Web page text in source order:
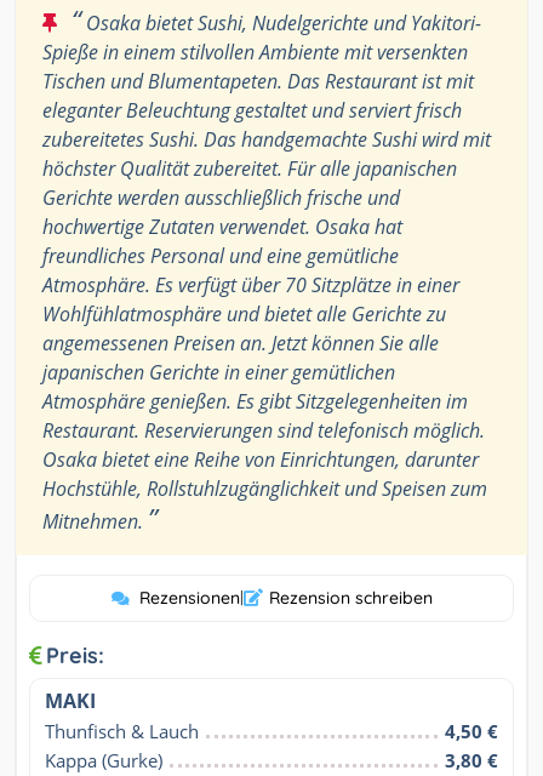
“Osaka bietet Sushi, Nudelgerichte und Yakitori-
Spieße in einem stilvollen Ambiente mit versenkten
Tischen und Blumentapeten. Das Restaurant ist mit
eleganter Beleuchtung gestaltet und serviert frisch
zubereitetes Sushi. Das handgemachte Sushi wird mit
höchster Qualität zubereitet. Für alle japanischen
Gerichte werden ausschließlich frische und
hochwertige Zutaten verwendet. Osaka hat
freundliches Personal und eine gemütliche
Atmosphäre. Es verfügt über 70 Sitzplätze in einer
Wohlfühlatmosphäre und bietet alle Gerichte zu
angemessenen Preisen an. Jetzt können Sie alle
japanischen Gerichte in einer gemütlichen
Atmosphäre genießen. Es gibt Sitzgelegenheiten im
Restaurant. Reservierungen sind telefonisch möglich.
Osaka bietet eine Reihe von Einrichtungen, darunter
Hochstühle, Rollstuhlzugänglichkeit und Speisen zum
Mitnehmen. ”
Rezensionen| Rezension schreiben
Preis:
MAKI
Thunfisch & Lauch
4,50 €
Kappa (Gurke)
3,80 €